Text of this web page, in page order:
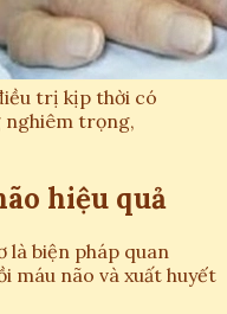
trị kịp thời có
nghiêm trọng,
hiệu quả
là biện pháp quan
máu não và xuất huyết